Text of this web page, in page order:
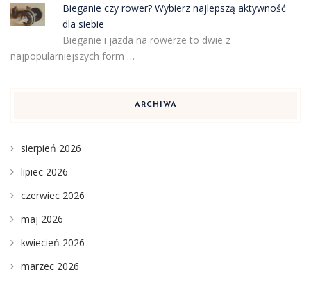
Bieganie czy rower? Wybierz najlepszą aktywność
dla siebie
Bieganie i jazda na rowerze to dwie z
najpopularniejszych form …
ARCHIWA
sierpień 2026
lipiec 2026
czerwiec 2026
maj 2026
kwiecień 2026
marzec 2026